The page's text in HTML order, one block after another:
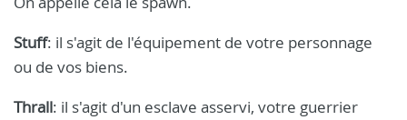
Stuff: il s'agit de l'équipement de votre personnage
ou de vos biens.
Thrall: il s'agit d'un esclave asservi, votre guerrier